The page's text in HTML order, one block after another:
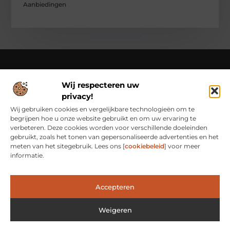
Wij respecteren uw
privacy!
Wij gebruiken cookies en vergelijkbare technologieën om te
begrijpen hoe u onze website gebruikt en om uw ervaring te
verbeteren. Deze cookies worden voor verschillende doeleinden
gebruikt, zoals het tonen van gepersonaliseerde advertenties en het
meten van het sitegebruik. Lees ons [cookiebeleid] voor meer
informatie.
Accepteren
Weigeren
Aanbiedingen
Over Class Actions
Classactions.nl – Van dagelijkse inspiratie tot bijzondere
verhalen.
Verken artikelen en blogs die je informeren,
inspireren en bewust maken van alles wat er speelt in de
wereld.
Bericht categorie